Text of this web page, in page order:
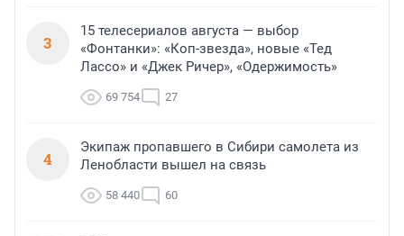
3
15 телесериалов августа — выбор
«Фонтанки»: «Коп-звезда», новые «Тед
Лассо» и «Джек Ричер», «Одержимость»
69 754 27
4
Экипаж пропавшего в Сибири самолета из
Ленобласти вышел на связь
58 440 60